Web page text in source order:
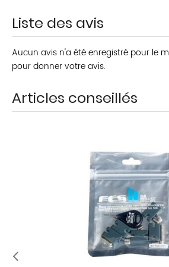
Liste des avis
Aucun avis n'a été enregistré pour le
pour donner votre avis.
Articles conseillés